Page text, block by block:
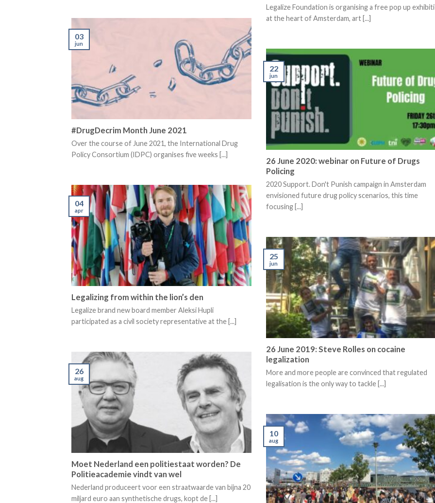
Legalize Foundation is organising a free pop up
at the heart of Amsterdam, art [...]
#DrugDecrim Month June 2021
Over the course of June 2021, the International Drug
Policy Consortium (IDPC) organises five weeks [...]
03
jun
26 June 2020: webinar on Future of Drugs
Policing
2020 Support. Don't Punish campaign in Amsterdam
envisioned future drug policy scenarios, this time
focusing [...]
22
jun
Legalizing from within the lion’s den
Legalize brand new board member Aleksi Hupli
participated as a civil society representative at the [...]
04
apr
26 June 2019: Steve Rolles on cocaine
legalization
More and more people are convinced that regulated
legalisation is the only way to tackle [...]
25
jun
Moet Nederland een politiestaat worden? De
Politieacademie vindt van wel
Nederland produceert voor een straatwaarde van bijna 20
miljard euro aan synthetische drugs, kopt de [...]
26
aug
10
aug